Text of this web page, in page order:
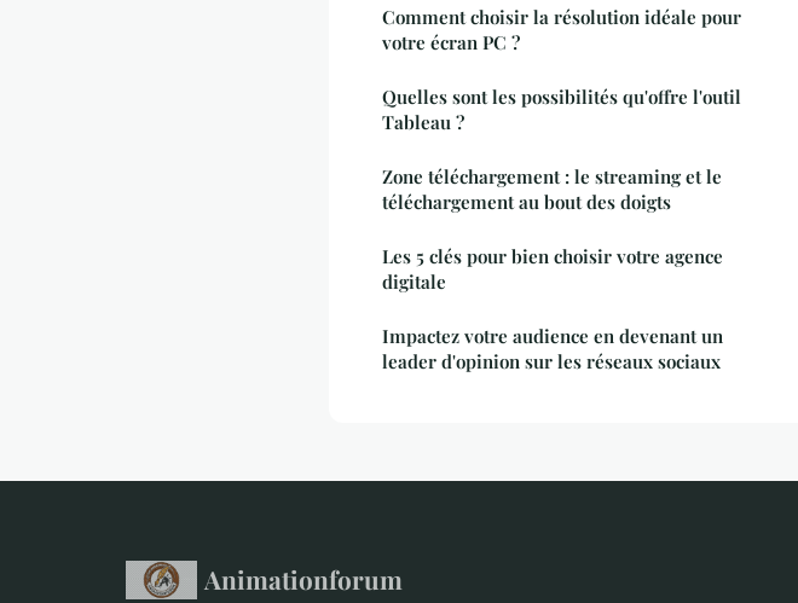
Comment choisir la résolution idéale pour
votre écran PC ?
Quelles sont les possibilités qu'offre l'outil
Tableau ?
Zone téléchargement : le streaming et le
téléchargement au bout des doigts
Les 5 clés pour bien choisir votre agence
digitale
Impactez votre audience en devenant un
leader d'opinion sur les réseaux sociaux
Animationforum